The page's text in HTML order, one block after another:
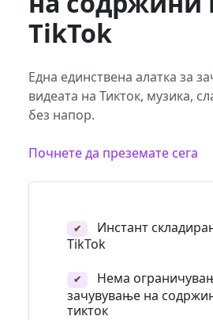
TikTok
Една единствена алатка за
видеата на Тикток, музика,
без напор.
Почнете да преземате сега
✔
Инстант
TikTok
✔
Нема
зачувување на
тикток